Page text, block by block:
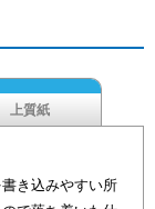
上質紙
き込みやすい所